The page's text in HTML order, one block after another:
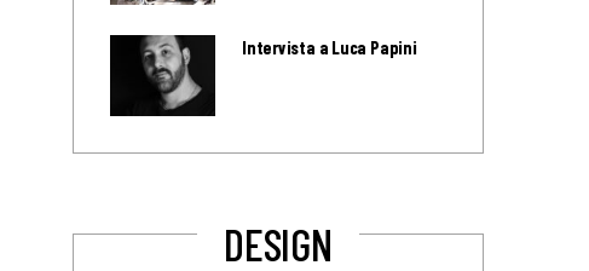
Intervista a Luca Papini
DESIGN